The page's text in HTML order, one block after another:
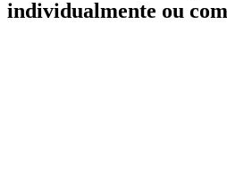
individualmente ou